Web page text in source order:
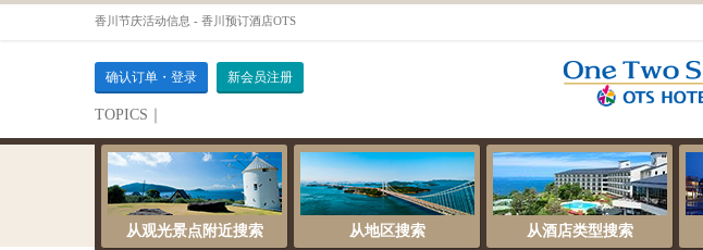
香川节庆活动信息 - 香川预订酒店OTS
确认订单・登录 新会员注册
TOPICS｜
伺服器維護公告
从观光景点附近搜索 从地区搜索 从酒店类型搜索